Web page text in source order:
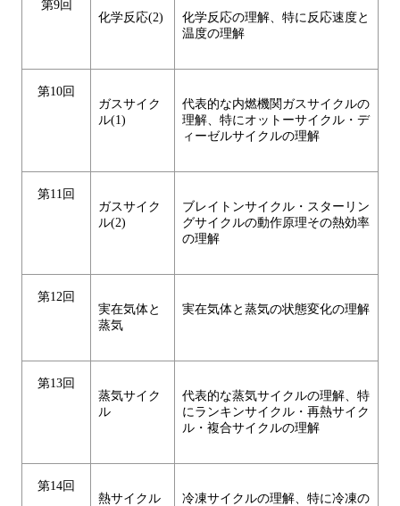
第9回
化学反応(2)
化学反応の理解、特に反応速度と
温度の理解
第10回
ガスサイク
ル(1)
代表的な内燃機関ガスサイクルの
理解、特にオットーサイクル・デ
ィーゼルサイクルの理解
第11回
ガスサイク
ル(2)
ブレイトンサイクル・スターリン
グサイクルの動作原理その熱効率
の理解
第12回
実在気体と
蒸気
実在気体と蒸気の状態変化の理解
第13回
蒸気サイク
ル
代表的な蒸気サイクルの理解、特
にランキンサイクル・再熱サイク
ル・複合サイクルの理解
第14回
熱サイクル
冷凍サイクルの理解、特に冷凍の